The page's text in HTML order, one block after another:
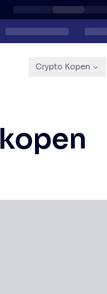
Crypto Kopen